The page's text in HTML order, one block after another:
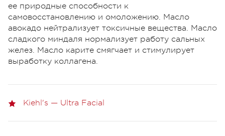
ее природные способности к
самовосстановлению и омоложению. Масло
авокадо нейтрализует токсичные вещества. Масло
сладкого миндаля нормализует работу сальных
желез. Масло карите смягчает и стимулирует
выработку коллагена.
Kiehl's — Ultra Facial